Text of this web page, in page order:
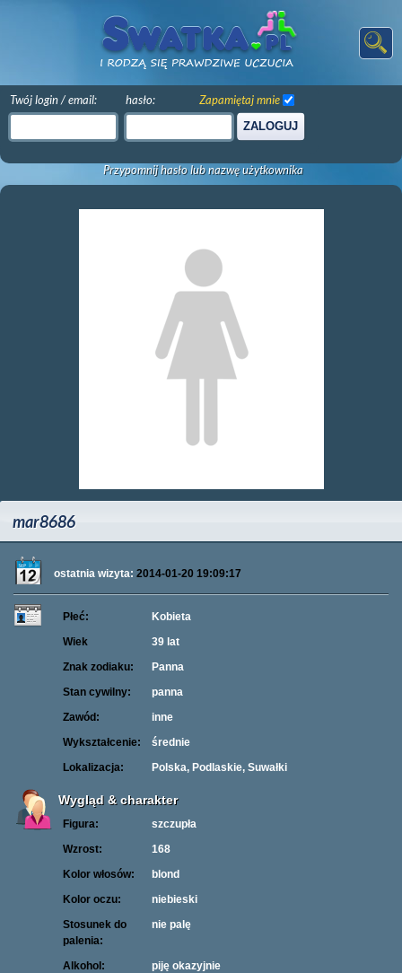
Twój login / email: hasło:
ZALOGUJ
Zapamiętaj mnie
Przypomnij hasło lub nazwę użytkownika
mar8686
ostatnia wizyta: 2014-01-20 19:09:17
Płeć:
Kobieta
Wiek
39 lat
Znak zodiaku:
Panna
Stan cywilny:
panna
Zawód:
inne
Wykształcenie:
średnie
Lokalizacja:
Polska, Podlaskie, Suwałki
Wygląd & charakter
Figura:
szczupła
Wzrost:
168
Kolor włosów:
blond
Kolor oczu:
niebieski
Stosunek do
palenia:
nie palę
Alkohol:
piję okazyjnie